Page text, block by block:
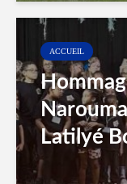
ACCUEIL
Latilyé